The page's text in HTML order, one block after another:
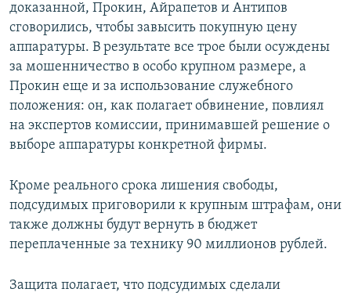
доказанной, Прокин, Айрапетов и Антипов
сговорились, чтобы завысить покупную цену
аппаратуры. В результате все трое были осуждены
за мошенничество в особо крупном размере, а
Прокин еще и за использование служебного
положения: он, как полагает обвинение, повлиял
на экспертов комиссии, принимавшей решение о
выборе аппаратуры конкретной фирмы.
Кроме реального срока лишения свободы,
подсудимых приговорили к крупным штрафам, они
также должны будут вернуть в бюджет
переплаченные за технику 90 миллионов рублей.
Защита полагает, что подсудимых сделали